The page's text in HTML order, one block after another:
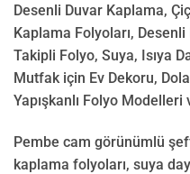
Desenli Duvar Kaplama,
Kaplama Folyoları,
Takipli Folyo, Suya, Isıya
Mutfak için Ev Dekoru,
Yapışkanlı Folyo Modelleri
Pembe cam görünümlü
kaplama folyoları, suya